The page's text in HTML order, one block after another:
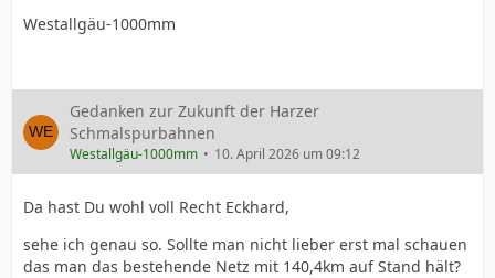
Westallgäu-1000mm
Gedanken zur Zukunft der Harzer
Schmalspurbahnen
Westallgäu-1000mm 10. April 2026 um 09:12
Da hast Du wohl voll Recht Eckhard,
sehe ich genau so. Sollte man nicht lieber erst mal schauen
das man das bestehende Netz mit 140,4km auf Stand hält?